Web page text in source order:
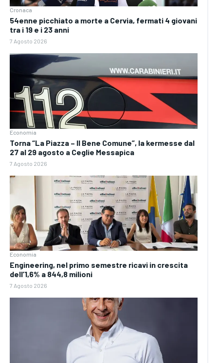
Cronaca
54enne picchiato a morte a Cervia, fermati 4 giovani
tra i 19 e i 23 anni
7 Agosto 2026
Economia
Torna “La Piazza – Il Bene Comune”, la kermesse dal
27 al 29 agosto a Ceglie Messapica
7 Agosto 2026
Economia
Engineering, nel primo semestre ricavi in crescita
dell’1,6% a 844,8 milioni
7 Agosto 2026